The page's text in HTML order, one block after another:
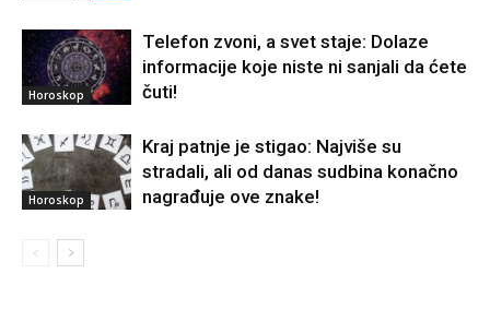
Horoskop
Telefon zvoni, a svet staje: Dolaze
informacije koje niste ni sanjali da ćete
čuti!
Horoskop
Kraj patnje je stigao: Najviše su
stradali, ali od danas sudbina konačno
nagrađuje ove znake!